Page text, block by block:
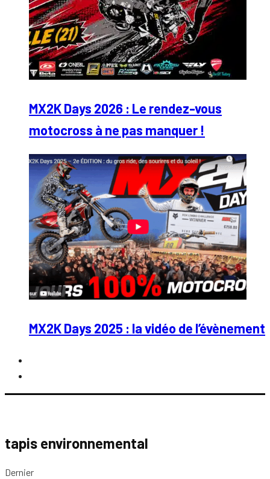
MX2K Days 2026 : Le rendez-vous
motocross à ne pas manquer !
MX2K Days 2025 : la vidéo de l’évènement
tapis environnemental
Dernier